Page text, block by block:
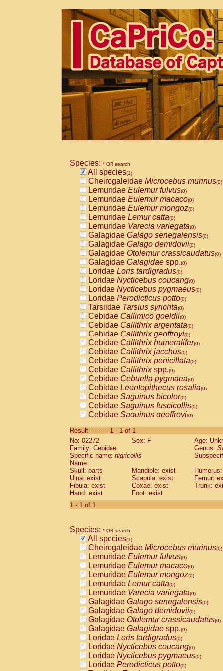
Species: * OR search
All species(1)
Cheirogaleidae Microcebus murinus(0)
Lemuridae Eulemur fulvus(0)
Lemuridae Eulemur macaco(0)
Lemuridae Eulemur mongoz(0)
Lemuridae Lemur catta(0)
Lemuridae Varecia variegata(0)
Galagidae Galago senegalensis(0)
Galagidae Galago demidovii(0)
Galagidae Otolemur crassicaudatus(0)
Galagidae Galagidae spp.(0)
Loridae Loris tardigradus(0)
Loridae Nycticebus coucang(0)
Loridae Nycticebus pygmaeus(0)
Loridae Perodicticus potto(0)
Tarsiidae Tarsius syrichta(0)
Cebidae Callimico goeldii(0)
Cebidae Callithrix argentata(0)
Cebidae Callithrix geoffroyi(0)
Cebidae Callithrix humeralifer(0)
Cebidae Callithrix jacchus(0)
Cebidae Callithrix penicillata(0)
Cebidae Callithrixspp.(0)
Cebidae Cebuella pygmaea(0)
Cebidae Leontopithecus rosalia(0)
Cebidae Saguinus bicolor(0)
Cebidae Saguinus fuscicollis(0)
Cebidae Saguinus geoffroyi(0)
CebidaeSaguinus labiatus(0)
Cebidae Saguinus leucopus (0)
Cebidae
CebidaeSaguinus mystax
Cebidae Saguinus nigricollis (1)
Cebidae Saguinus oedipus
Cebidae Saguinus weddelli
Cebidae Saguinusspp.
Cebidae
CebidaeCebus capucinus
CebidaeCebus nigrivittatus
CebidaeCebus spp.(0)
CebidaeSaimiri boliviensis(0)
CebidaeSaimiri sciureus(0)
AtelidaeAlouatta caraya(0)
AtelidaeAlouatta fusca(0)
AtelidaeAlouatta seniculus(0)
AtelidaeAlouattaspp.(0)
AtelidaeAteles belzebuth(0)
AtelidaeAteles geoffroyi(0)
AtelidaeAteles paniscus(0)
AtelidaeAtelesspp.(0)
AtelidaeLagothrix lagothricha(0)
AtelidaeLagothrix lagothricha cana
PitheciidaeCacajao calvus
Result-----------1 - 1 of 1
No: 02272
Sex: F
Age:
Family: Cebidae
Genus:
Specific name: nigricollis
Name:
Skull: parts
Mandible: exist
Ulna: exist
Scapula: exist
Femur:
Fibula: exist
Coxae: exist
Trunk:
Hand: exist
Foot: exist
1 - 1 of 1
Species: * OR search
All species(1)
Cheirogaleidae Microcebus murinus(0)
Lemuridae Eulemur fulvus(0)
Lemuridae Eulemur macaco(0)
Lemuridae Eulemur mongoz(0)
Lemuridae Lemur catta(0)
Lemuridae Varecia variegata(0)
Galagidae Galago senegalensis(0)
Galagidae Galago demidovii(0)
Galagidae Otolemur crassicaudatus(0)
Galagidae Galagidae spp.(0)
Loridae Loris tardigradus(0)
Loridae Nycticebus coucang(0)
Loridae Nycticebus pygmaeus(0)
Loridae Perodicticus potto(0)